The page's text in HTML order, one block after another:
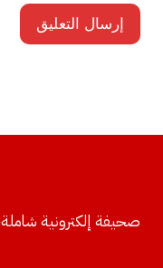
صحيفة إلكترونية شاملة،